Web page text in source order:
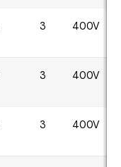
3 400V
3 400V
3 400V